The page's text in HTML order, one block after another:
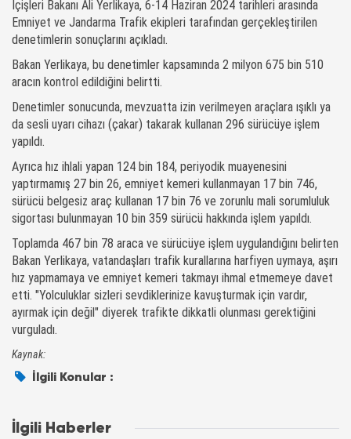
İçişleri Bakanı Ali Yerlikaya, 6-14 Haziran 2024 tarihleri arasında
Emniyet ve Jandarma Trafik ekipleri tarafından gerçekleştirilen
denetimlerin sonuçlarını açıkladı.
Bakan Yerlikaya, bu denetimler kapsamında 2 milyon 675 bin 510
aracın kontrol edildiğini belirtti.
Denetimler sonucunda, mevzuatta izin verilmeyen araçlara ışıklı ya
da sesli uyarı cihazı (çakar) takarak kullanan 296 sürücüye işlem
yapıldı.
Ayrıca hız ihlali yapan 124 bin 184, periyodik muayenesini
yaptırmamış 27 bin 26, emniyet kemeri kullanmayan 17 bin 746,
sürücü belgesiz araç kullanan 17 bin 76 ve zorunlu mali sorumluluk
sigortası bulunmayan 10 bin 359 sürücü hakkında işlem yapıldı.
Toplamda 467 bin 78 araca ve sürücüye işlem uygulandığını belirten
Bakan Yerlikaya, vatandaşları trafik kurallarına harfiyen uymaya, aşırı
hız yapmamaya ve emniyet kemeri takmayı ihmal etmemeye davet
etti. "Yolculuklar sizleri sevdiklerinize kavuşturmak için vardır,
ayırmak için değil" diyerek trafikte dikkatli olunması gerektiğini
vurguladı.
Kaynak:
İlgili Konular :
İlgili Haberler